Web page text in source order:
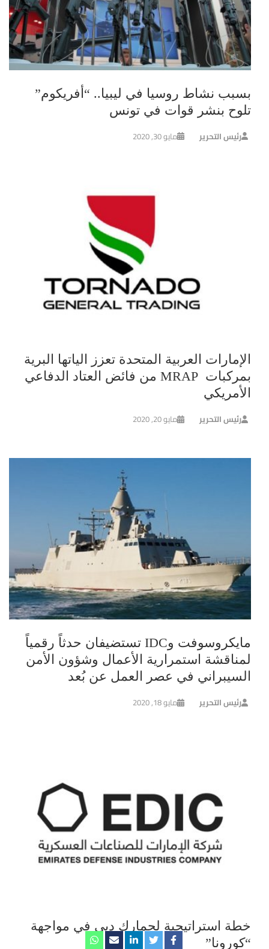
بسبب نشاط روسيا في ليبيا.. “أفريكوم”
تلوح بنشر قوات في تونس
رئيس التحرير مايو 30, 2020
الإمارات العربية المتحدة تعزز الياتها البرية
بمركبات MRAP من فائض العتاد الدفاعي
الأمريكي
رئيس التحرير مايو 20, 2020
مايكروسوفت وIDC تستضيفان حدثاً رقمياً
لمناقشة استمرارية الأعمال وشؤون الأمن
السيبراني في عصر العمل عن بُعد
رئيس التحرير مايو 18, 2020
خطة استراتيجية لجمارك دبي في مواجهة
“كورونا”